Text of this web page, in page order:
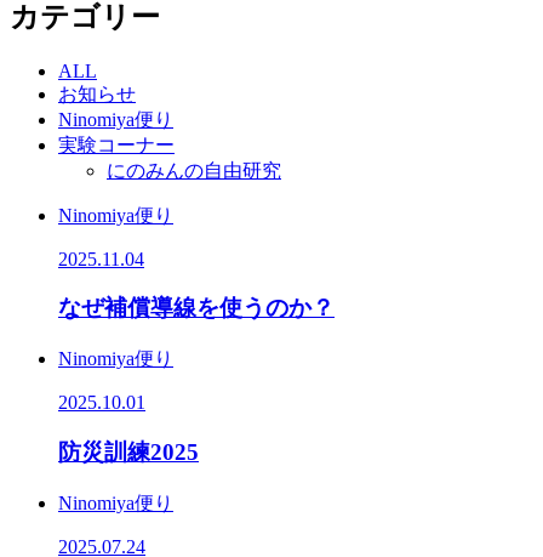
カテゴリー
ALL
お知らせ
Ninomiya便り
実験コーナー
にのみんの自由研究
Ninomiya便り
2025.11.04
なぜ補償導線を使うのか？
Ninomiya便り
2025.10.01
防災訓練2025
Ninomiya便り
2025.07.24